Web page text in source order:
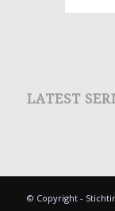
LATEST
© Copyright -